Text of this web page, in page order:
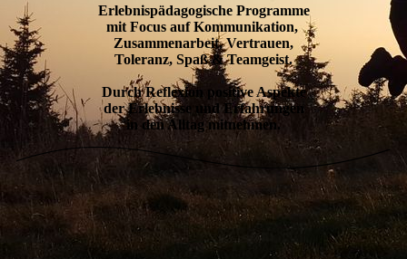
Erlebnispädagogische Programme
mit Focus auf Kommunikation,
Zusammenarbeit, Vertrauen,
Toleranz, Spaß & Teamgeist.
Durch Reflexion positive Aspekte
der Erlebnisse und Erfahrungen
in den Alltag mitnehmen.